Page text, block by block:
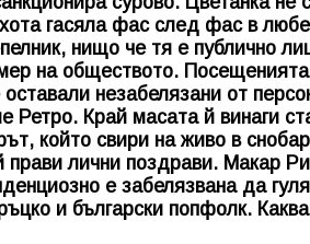
гасяла фас след фас в
нищо че тя е публично
на обществото.
незабелязани от
Ретро. Край масата й винаги
който свири на живо в
прави лични поздрави. Макар
е забелязвана да
и български попфолк.